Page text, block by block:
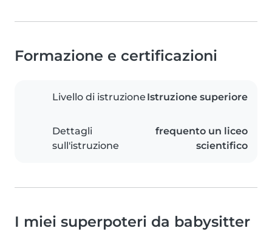
Formazione e certificazioni
Livello di istruzione Istruzione superiore
Dettagli
sull'istruzione
frequento un liceo
scientifico
I miei superpoteri da babysitter